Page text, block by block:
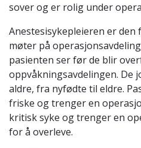
sover og er rolig under
Anestesisykepleieren er
møter på
pasienten ser før de blir
oppvåkningsavdelingen. De
aldre, fra nyfødte til eldre.
friske og trenger en
kritisk syke og trenger en
for å overleve.